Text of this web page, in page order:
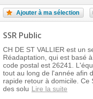
Ajouter à ma sélection
SSR Public
CH DE ST VALLIER est un
Réadaptation, qui est basé
code postal est 26241.
tout au long de l'année afin
rapide retour à domicile. Ce
des solu Lire la suite